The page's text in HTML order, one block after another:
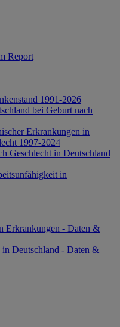
Report
1991-2026
bei Geburt nach
Erkrankungen in
1997-2024
Geschlecht in Deutschland
in
Erkrankungen - Daten &
in Deutschland - Daten &